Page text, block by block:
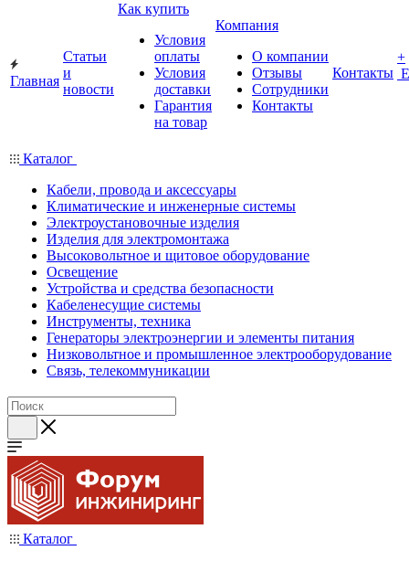
Главная
Статьи
и
новости
Как купить
Условия
оплаты
Условия
доставки
Гарантия
на товар
Компания
О компании
Отзывы
Сотрудники
Контакты
Контакты
+
Каталог
Кабели, провода и аксессуары
Климатические и инженерные системы
Электроустановочные изделия
Изделия для электромонтажа
Высоковольтное и щитовое оборудование
Освещение
Устройства и средства безопасности
Кабеленесущие системы
Инструменты, техника
Генераторы электроэнергии и элементы питания
Низковольтное и промышленное электрооборудование
Связь, телекоммуникации
Каталог